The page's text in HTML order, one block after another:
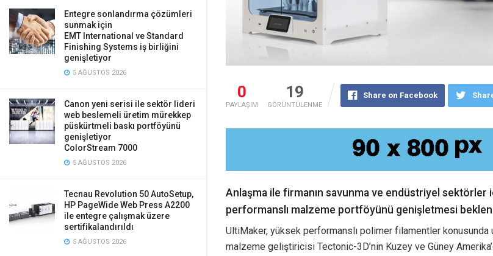
Entegre sonlandırma çözümleri
sunmak için
EMT International ve Standard
Finishing Systems iş birliğini
genişletiyor
5 AĞUSTOS 2026
Canon yeni serisi ile sektör lideri
web beslemeli üretim mürekkep
püskürtmeli baskı portföyünü
genişletiyor
ColorStream 7000
5 AĞUSTOS 2026
Tecnau Revolution 50 AutoSetup,
HP PageWide Web Press A2200
ile entegre çalışmak üzere
sertifikalandırıldı
5 AĞUSTOS 2026
0
PAYLAŞIM
19
GÖRÜNTÜLENME
Share on Facebook
Anlaşma ile firmanın savunma ve endüstriyel sektörler
performanslı malzeme portföyünü genişletmesi
UltiMaker, yüksek performanslı polimer filamentler konusunda
malzeme geliştiricisi Tectonic-3D’nin Kuzey ve Güney